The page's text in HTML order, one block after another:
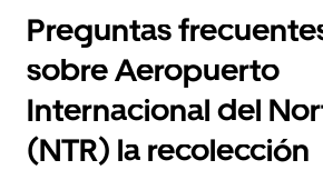
Preguntas
sobre Aeropuerto
Internacional del
(NTR) la recolección